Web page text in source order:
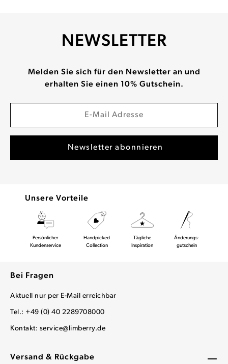
Versand & Rückgabe
NEWSLETTER
Melden Sie sich für den Newsletter an und
erhalten Sie einen 10% Gutschein.
Unsere Vorteile
Persönlicher
Kundenservice
Handpicked
Collection
Tägliche
Inspiration
Änderungs-
gutschein
Bei Fragen
Aktuell nur per E-Mail erreichbar
Tel.: +49 (0) 40 2289708000
Kontakt: service@limberry.de